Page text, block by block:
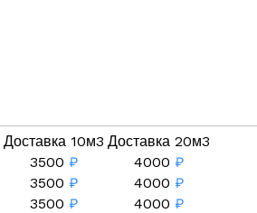
Доставка 10м3 Доставка 20м3
3500 ₽ 4000 ₽
3500 ₽ 4000 ₽
3500 ₽ 4000 ₽